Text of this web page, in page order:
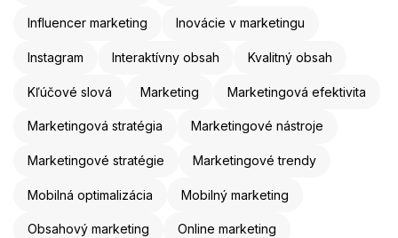
Influencer marketing Inovácie v marketingu
Instagram Interaktívny obsah Kvalitný obsah
Kľúčové slová Marketing Marketingová efektivita
Marketingová stratégia Marketingové nástroje
Marketingové stratégie Marketingové trendy
Mobilná optimalizácia Mobilný marketing
Obsahový marketing Online marketing